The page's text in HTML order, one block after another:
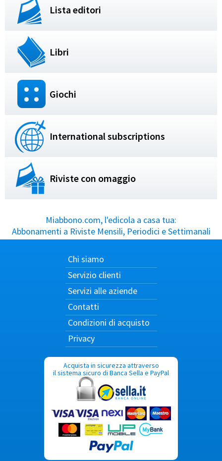
Lista editori
Libri
Giochi
International subscriptions
Riviste con omaggio
Miabbono.com, l'edicola a casa tua:
Abbonamenti a Riviste Mensili, Periodici e Settimanali
Chi siamo
Servizio clienti
Servizi alle aziende
Contatti
Condizioni di acquisto
Privacy
Acquista in sicurezza attraverso
il sistema sicuro di Banca Sella e PayPal